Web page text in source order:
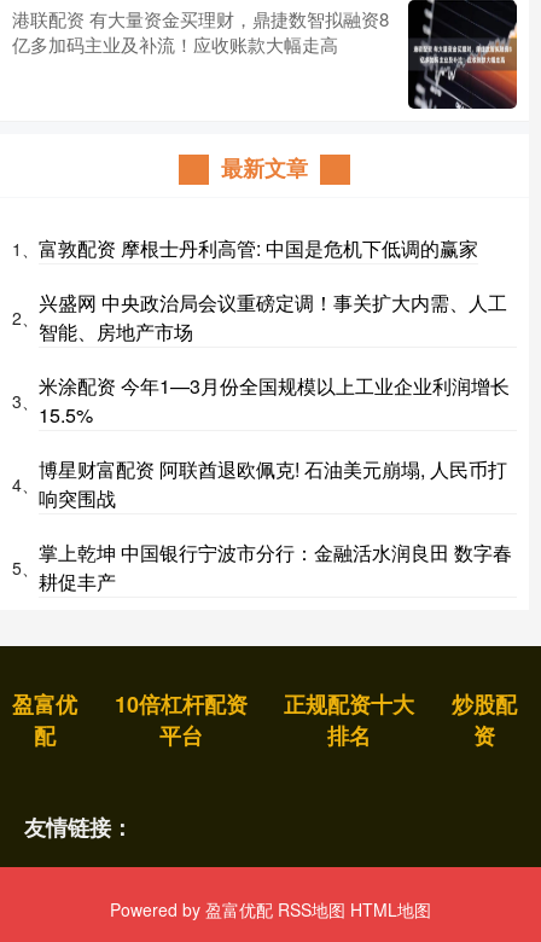
港联配资 有大量资金买理财，鼎捷数智拟融资8
亿多加码主业及补流！应收账款大幅走高
最新文章
1、 富敦配资 摩根士丹利高管: 中国是危机下低调的赢家
2、
兴盛网 中央政治局会议重磅定调！事关扩大内需、人工
智能、房地产市场
3、
米涂配资 今年1—3月份全国规模以上工业企业利润增长
15.5%
4、
博星财富配资 阿联酋退欧佩克! 石油美元崩塌, 人民币打
响突围战
5、
掌上乾坤 中国银行宁波市分行：金融活水润良田 数字春
耕促丰产
盈富优
配
10倍杠杆配资
平台
正规配资十大
排名
炒股配
资
友情链接：
Powered by 盈富优配 RSS地图 HTML地图